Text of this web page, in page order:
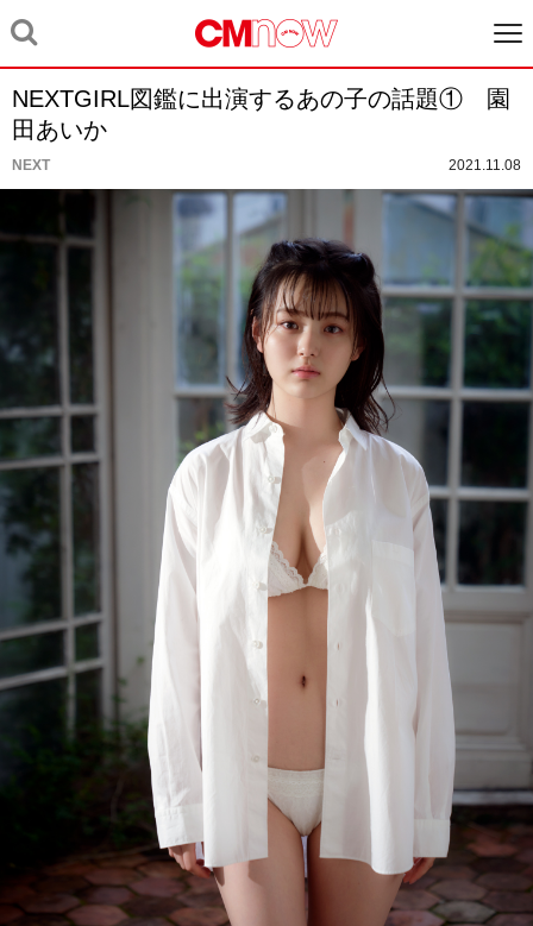
NEXTGIRL図鑑に出演するあの子の話題① 園
田あいか
NEXT 2021.11.08